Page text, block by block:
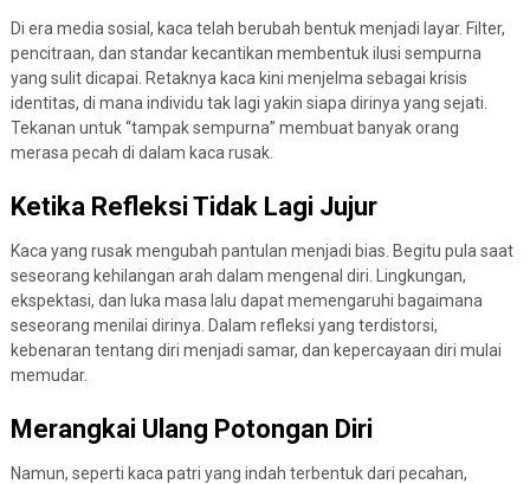
Di era media sosial, kaca telah berubah bentuk menjadi layar. Filter,
pencitraan, dan standar kecantikan membentuk ilusi sempurna
yang sulit dicapai. Retaknya kaca kini menjelma sebagai krisis
identitas, di mana individu tak lagi yakin siapa dirinya yang sejati.
Tekanan untuk “tampak sempurna” membuat banyak orang
merasa pecah di dalam kaca rusak.
Ketika Refleksi Tidak Lagi Jujur
Kaca yang rusak mengubah pantulan menjadi bias. Begitu pula saat
seseorang kehilangan arah dalam mengenal diri. Lingkungan,
ekspektasi, dan luka masa lalu dapat memengaruhi bagaimana
seseorang menilai dirinya. Dalam refleksi yang terdistorsi,
kebenaran tentang diri menjadi samar, dan kepercayaan diri mulai
memudar.
Merangkai Ulang Potongan Diri
Namun, seperti kaca patri yang indah terbentuk dari pecahan,